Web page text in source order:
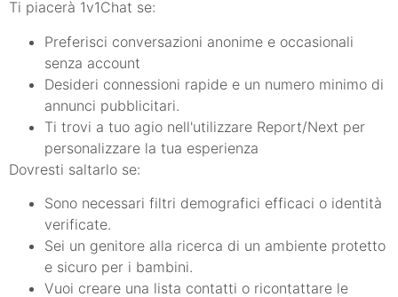
Ti piacerà 1v1Chat se:
Preferisci conversazioni anonime e occasionali
senza account
Desideri connessioni rapide e un numero minimo di
annunci pubblicitari.
Ti trovi a tuo agio nell'utilizzare Report/Next per
personalizzare la tua esperienza
Dovresti saltarlo se:
Sono necessari filtri demografici efficaci o identità
verificate.
Sei un genitore alla ricerca di un ambiente protetto
e sicuro per i bambini.
Vuoi creare una lista contatti o ricontattare le